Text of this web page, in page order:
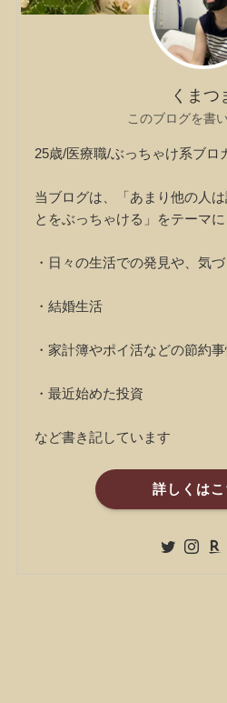
くまつ
このブログを書
25歳/医療職/ぶっちゃけ系ブロ
当ブログは、「あまり他の人
とをぶっちゃける」をテーマに
・日々の生活での発見や、気
・結婚生活
・家計簿やポイ活などの節約
・最近始めた投資
など書き記しています
詳しくはこ